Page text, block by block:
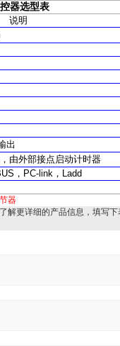
器选型表
说明
出
，由外部接点启动计时器
， PC-link ， Ladd
器
解更详细的产品信息，填写